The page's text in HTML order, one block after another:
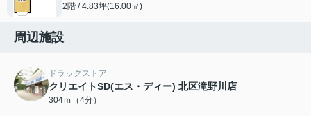
2階 / 4.83坪(16.00㎡)
周辺施設
ドラッグストア
クリエイトSD(エス・ディー) 北区滝野川店
304ｍ（4分）